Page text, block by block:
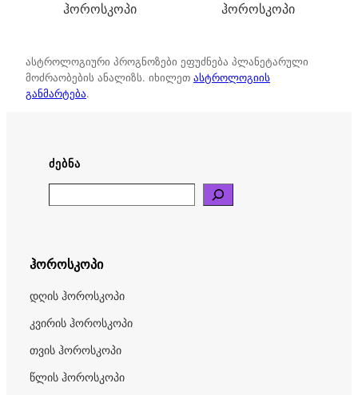
ჰოროსკოპი
ჰოროსკოპი
ასტროლოგიური პროგნოზები ეფუძნება პლანეტარული
მოძრაობების ანალიზს. იხილეთ ასტროლოგიის
განმარტება.
ᲫᲔᲑᲜᲐ
ჰოროსკოპი
დღის ჰოროსკოპი
კვირის ჰოროსკოპი
თვის ჰოროსკოპი
წლის ჰოროსკოპი